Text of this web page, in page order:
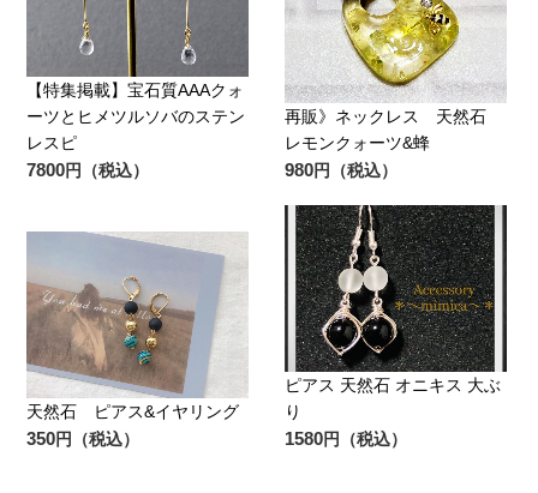
【特集掲載】宝石質AAAクォ
ーツとヒメツルソバのステン
レスピ
7800円（税込）
再販》ネックレス 天然石
レモンクォーツ&蜂
980円（税込）
天然石 ピアス&イヤリング
350円（税込）
ピアス 天然石 オニキス 大ぶ
り
1580円（税込）